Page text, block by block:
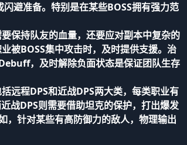
避准备。特别是在某些BOSS拥有强力范
保持队友的血量，还要应对副本中复杂的
被BOSS集中攻击时，及时提供支援。治
，及时解除负面状态是保证团队生存
远程DPS和近战DPS两大类，每类职业有
战DPS则需要借助坦克的保护，打出爆发
，针对某些有高防御力的敌人，物理输出